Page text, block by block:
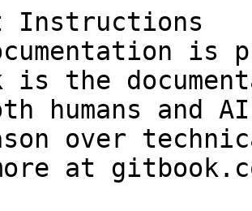
Instructions
is
is the
humans and
over
at